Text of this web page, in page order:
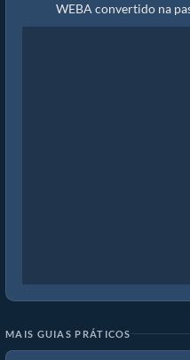
WEBA convertido na
MAIS GUIAS PRÁTICOS